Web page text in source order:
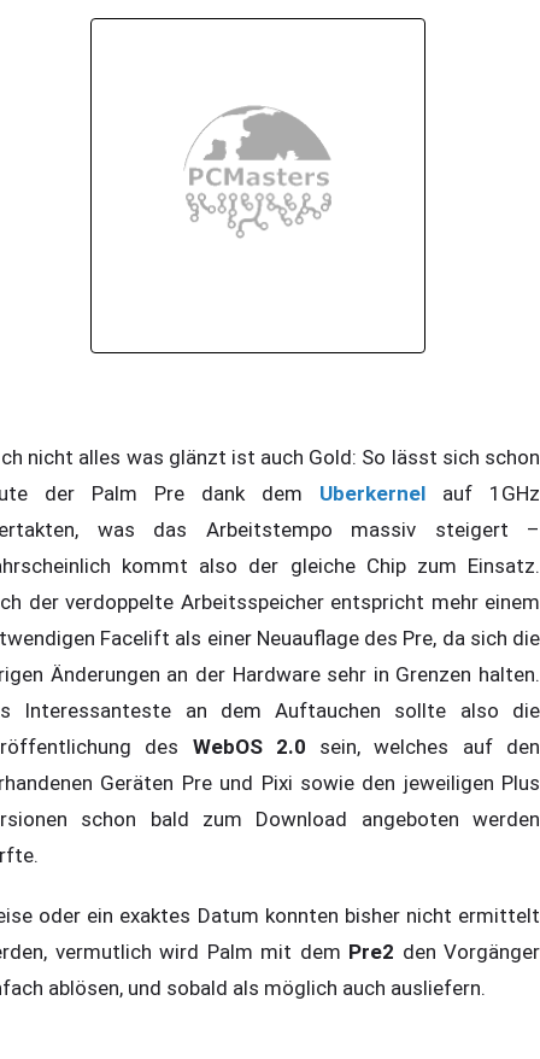
nicht alles was glänzt ist auch Gold: So lässt sich schon
der Palm Pre dank dem Uberkernel auf 1GHz
was das Arbeitstempo massiv steigert –
kommt also der gleiche Chip zum Einsatz.
der verdoppelte Arbeitsspeicher entspricht mehr einem
Facelift als einer Neuauflage des Pre, da sich die
Änderungen an der Hardware sehr in Grenzen halten.
Interessanteste an dem Auftauchen sollte also die
des WebOS 2.0 sein, welches auf den
Geräten Pre und Pixi sowie den jeweiligen Plus
schon bald zum Download angeboten werden
oder ein exaktes Datum konnten bisher nicht ermittelt
vermutlich wird Palm mit dem Pre2 den Vorgänger
ablösen, und sobald als möglich auch ausliefern.